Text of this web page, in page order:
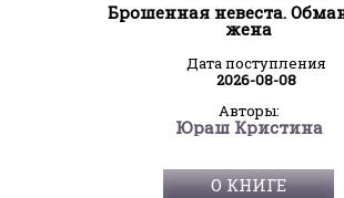
Брошенная невеста.
жена
Дата поступления
2026-08-08
Авторы:
Юраш Кристина
О КНИГЕ